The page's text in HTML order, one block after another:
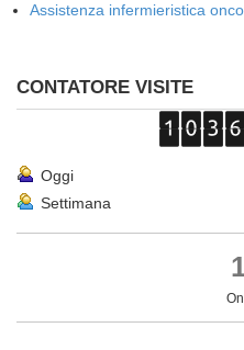
Assistenza infermieristica
CONTATORE VISITE
Oggi
Settimana